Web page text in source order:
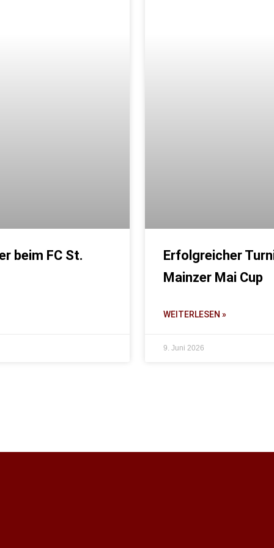
beim FC St.
Erfolgreicher
Mainzer Mai Cup
WEITERLESEN »
9. Juni 2026